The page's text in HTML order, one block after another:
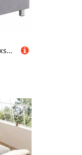
Westfalia Schlafkomfort Boxspringbett, inkl. Kaltschaum-Topper und Zierkissen